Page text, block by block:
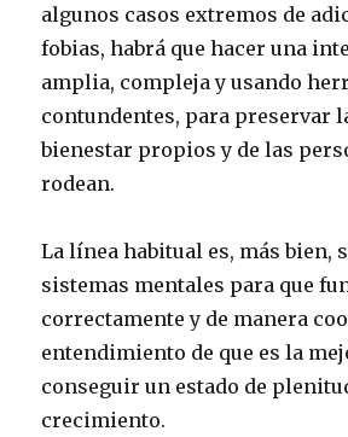
algunos casos extremos de
fobias, habrá que hacer una
amplia, compleja y usando
contundentes, para preservar
bienestar propios y de las
rodean.
La línea habitual es, más bien,
sistemas mentales para que
correctamente y de manera
entendimiento de que es la
conseguir un estado de
crecimiento.